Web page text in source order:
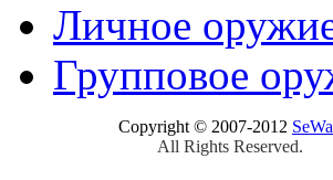
Личное
Групповое
Copyright © 2007-2012
All Rights Reserved.